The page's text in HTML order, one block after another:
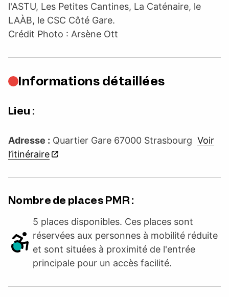
l'ASTU, Les Petites Cantines, La Caténaire, le
LAÀB, le CSC Côté Gare.
Crédit Photo : Arsène Ott
Informations détaillées
Lieu :
Adresse : Quartier Gare 67000 Strasbourg Voir
l’itinéraire
Nombre de places PMR :
5 places disponibles. Ces places sont
réservées aux personnes à mobilité réduite
et sont situées à proximité de l'entrée
principale pour un accès facilité.